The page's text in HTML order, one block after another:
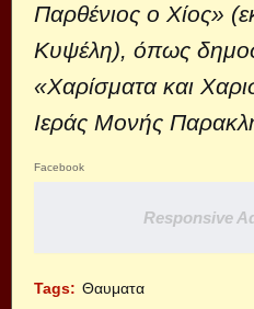
Παρθένιος ο Χίος»
Κυψέλη), όπως
«Χαρίσματα και
Ιεράς Μονής
Facebook
Responsive
Tags: Θαυματα